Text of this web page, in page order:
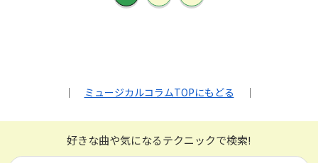
｜ ミュージカルコラムTOPにもどる ｜
好きな曲や気になるテクニックで検索!